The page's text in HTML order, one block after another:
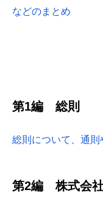
などのまとめ
第1編 総則
総則について、通
第2編 株式会